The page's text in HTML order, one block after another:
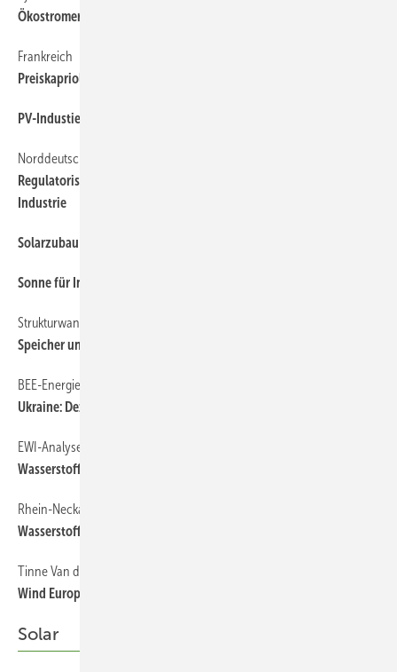
Ökostromer vereint
Frankreich
Preiskapriolen wegen unflexibler Atomkraft beunruhigen Paris
PV-Industie schaut auf China
Norddeutsches Reallabor
Regulatorische Hürden blockieren grünen Wasserstoff in der
Industrie
Solarzubau bei 17,5 GW
Sonne für Industrie in Italien
Strukturwandel von Kohle auf Erneuerbare
S peicher unterstützt Kommune
BEE-Energiedialog
Ukraine: Dezentrale Energien entscheidend
EWI-Analyse
Wasserstoff in Deutschland deutlich hinter Zeitplan
Rhein-Neckar-Region
Wasserstoff-Elektrobusse durch Kälte ausgebremst
Tinne Van der Straeten
Wind Europe statt Regierung
Solar